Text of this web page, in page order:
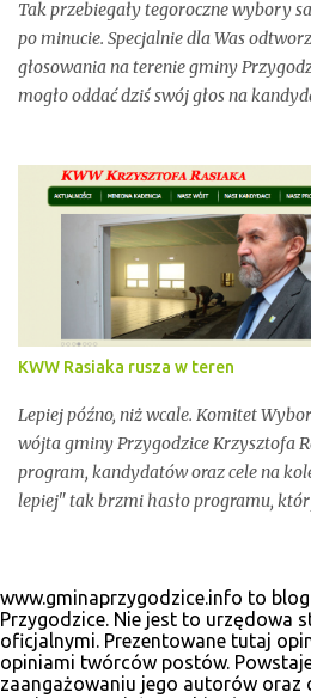
Tak przebiegały tegoroczne wybory
po minucie. Specjalnie dla Was
głosowania na terenie gminy
mogło oddać dziś swój głos na
uważać. Incydentów podczas
Wszystko zawarte zostanie w
Zaczynamy! Wystarczy, że odświeżysz
pojawią się w tym poście.
KWW Rasiaka rusza w teren
Lepiej późno, niż wcale. Komitet
wójta gminy Przygodzice Krzysztofa
program, kandydatów oraz cele na
lepiej" tak brzmi hasło programu,
mijającej kadencji 2010-2014,
powiatu ostrowskiego i wicestarostą.
radnych gminnych zobaczyć wiele
także nowe twarze. Poniżej materiały
www.gminaprzygodzice.info to
Przygodzice. Nie jest to urzędowa
oficjalnymi. Prezentowane tutaj
opiniami twórców postów.
zaangażowaniu jego autorów oraz